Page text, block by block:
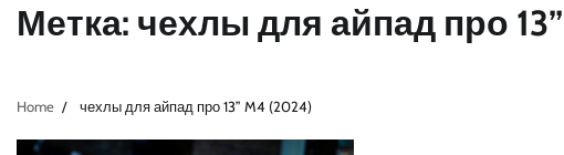
Метка: чехлы для айпад про
Home чехлы для айпад про 13” M4 (2024)